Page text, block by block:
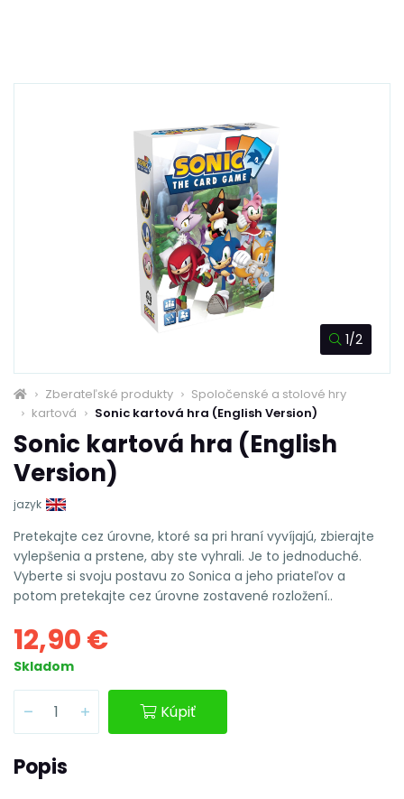
1/2
Zberateľské produkty
Spoločenské a stolové hry
kartová
Sonic kartová hra (English Version)
Sonic kartová hra (English
Version)
jazyk
Pretekajte cez úrovne, ktoré sa pri hraní vyvíjajú, zbierajte
vylepšenia a prstene, aby ste vyhrali. Je to jednoduché.
Vyberte si svoju postavu zo Sonica a jeho priateľov a
potom pretekajte cez úrovne zostavené rozložení..
12,90 €
Skladom
Kúpiť
Popis